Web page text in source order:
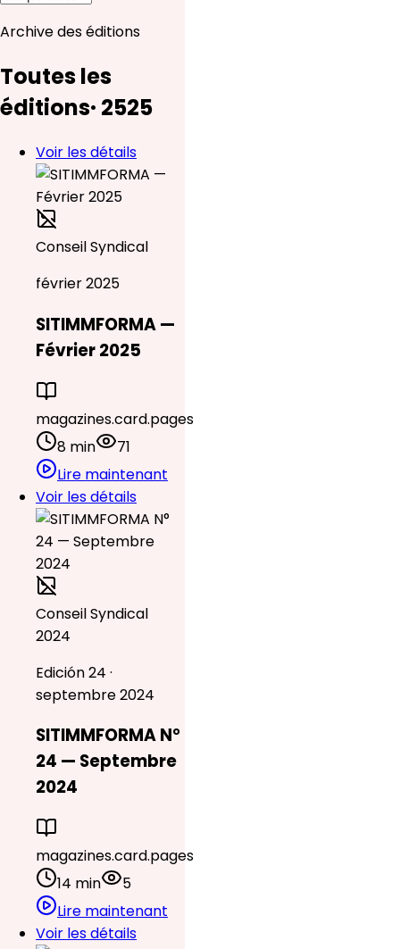
Archive des éditions
Toutes les
éditions· 2525
Voir les détails
Conseil Syndical
février 2025
SITIMMFORMA —
Février 2025
magazines.card.pages
8 min
71
Lire maintenant
Voir les détails
Conseil Syndical
2024
Edición 24 ·
septembre 2024
SITIMMFORMA N°
24 — Septembre
2024
magazines.card.pages
14 min
5
Lire maintenant
Voir les détails